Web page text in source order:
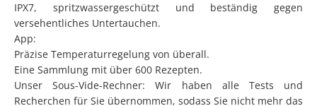
IPX7, spritzwassergeschützt und beständig gegen
versehentliches Untertauchen.
App:
Präzise Temperaturregelung von überall.
Eine Sammlung mit über 600 Rezepten.
Unser Sous-Vide-Rechner: Wir haben alle Tests und
Recherchen für Sie übernommen, sodass Sie nicht mehr das